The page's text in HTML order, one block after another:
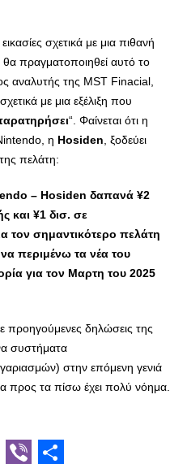
σχετικά με μια πιθανή
πραγματοποιηθεί αυτό το
αναλυτής της MST Finacial,
με μια εξέλιξη που
“. Φαίνεται ότι η
η Hosiden , ξοδεύει
πελάτη:
– Hosiden δαπανά ¥2
και ¥1 δισ. σε
τον σημαντικότερο πελάτη
περιμένω τα νέα του
για τον Μαρτη του 2025
προηγούμενες δηλώσεις της
συστήματα
στην επόμενη γενιά
προς τα πίσω έχει πολύ νόημα.